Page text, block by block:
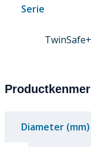
Serie
Diameter (mm)